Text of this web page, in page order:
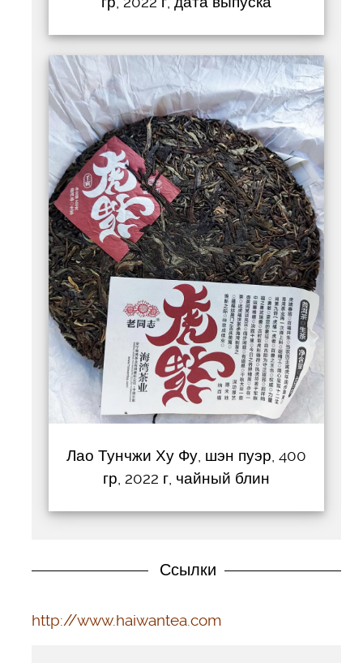
Лао Тунчжи Ху Фу, шэн пуэр, 400
гр, 2022 г, чайный блин
Ссылки
http://www.haiwantea.com